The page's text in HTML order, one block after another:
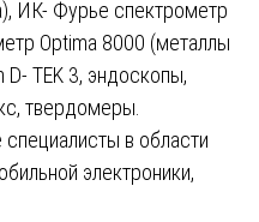
ИК- Фурье спектрометр
Optima 8000 (металлы
D- TEK 3, эндоскопы,
твердомеры.
в области
электроники,